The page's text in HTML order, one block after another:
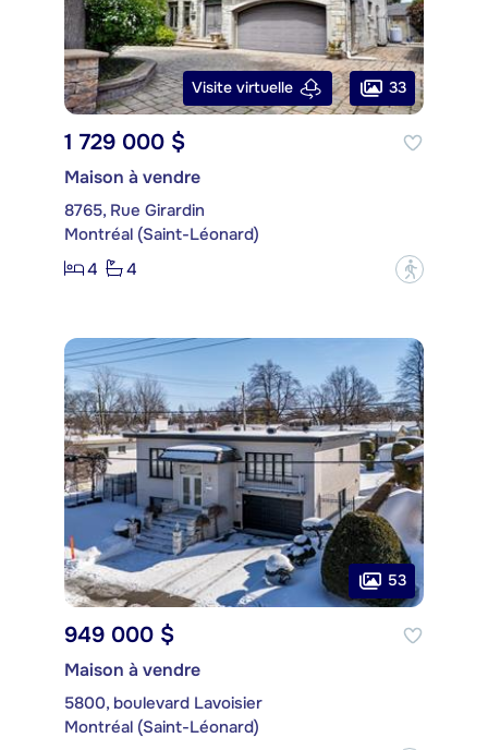
Visite virtuelle 33
1 729 000 $
Maison à vendre
8765, Rue Girardin
Montréal (Saint-Léonard)
4
4 ?
53
949 000 $
Maison à vendre
5800, boulevard Lavoisier
Montréal (Saint-Léonard)